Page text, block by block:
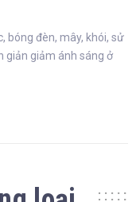
bóng đèn, mây, khói, sử
giản giảm ánh sáng ở